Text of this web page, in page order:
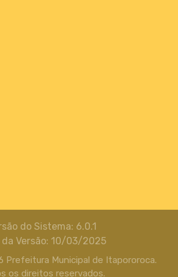
do Sistema: 6.0.1
da Versão: 10/03/2025
Municipal de Itapororoca.
os direitos reservados.